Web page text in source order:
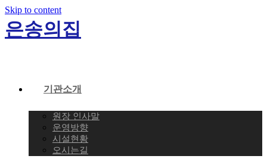
Skip to content
은송의집
기관소개
원장 인사말
운영방향
시설현황
오시는길